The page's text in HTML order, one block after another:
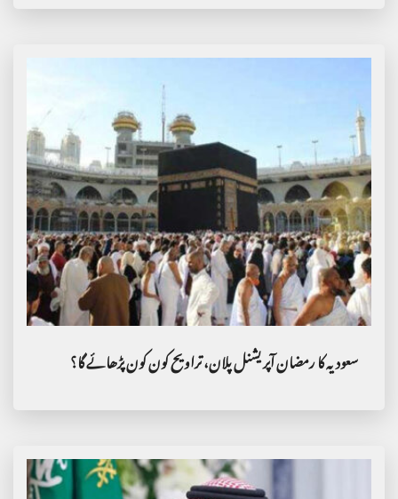
سعودیہ کا رمضان آپریشنل پلان، تراویح کون کون پڑھائے گا؟